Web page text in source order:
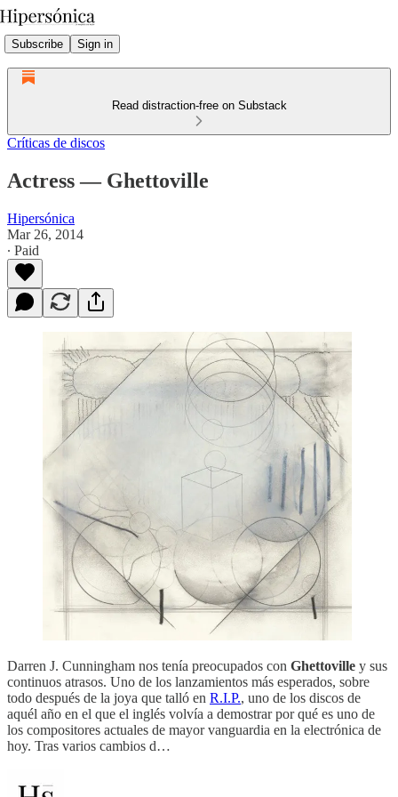
Subscribe Sign in
Read distraction-free on Substack
Críticas de discos
Actress — Ghettoville
Hipersónica
Mar 26, 2014
∙ Paid
Darren J. Cunningham nos tenía preocupados con Ghettoville y sus
continuos atrasos. Uno de los lanzamientos más esperados, sobre
todo después de la joya que talló en R.I.P., uno de los discos de
aquél año en el que el inglés volvía a demostrar por qué es uno de
los compositores actuales de mayor vanguardia en la electrónica de
hoy. Tras varios cambios d…